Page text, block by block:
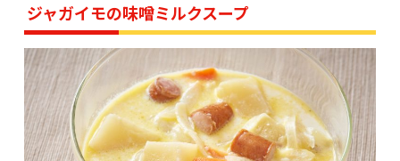
ジャガイモの味噌ミルクスープ